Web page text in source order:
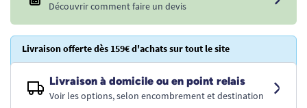
Découvrir comment faire un devis
Livraison offerte dès 159€ d'achats sur tout le site
Livraison à domicile ou en point relais
Voir les options, selon encombrement et destination